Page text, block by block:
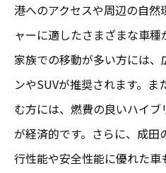
港へのアクセスや周辺の自
ャーに適したさまざまな車種
家族での移動が多い方には
ンやSUVが推奨されます。
む方には、燃費の良いハイ
が経済的です。さらに、成田
行性能や安全性能に優れた